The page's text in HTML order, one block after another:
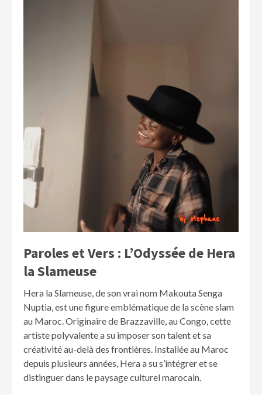
Paroles et Vers : L’Odyssée de Hera
la Slameuse
Hera la Slameuse, de son vrai nom Makouta Senga
Nuptia, est une figure emblématique de la scène slam
au Maroc. Originaire de Brazzaville, au Congo, cette
artiste polyvalente a su imposer son talent et sa
créativité au-delà des frontières. Installée au Maroc
depuis plusieurs années, Hera a su s’intégrer et se
distinguer dans le paysage culturel marocain.